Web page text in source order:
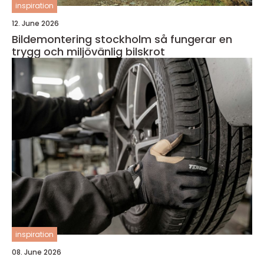
inspiration
12. June 2026
Bildemontering stockholm så fungerar en
trygg och miljövänlig bilskrot
inspiration
08. June 2026